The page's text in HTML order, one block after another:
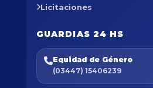
Licitaciones
GUARDIAS 24 HS
Equidad de Género
(03447) 15406239